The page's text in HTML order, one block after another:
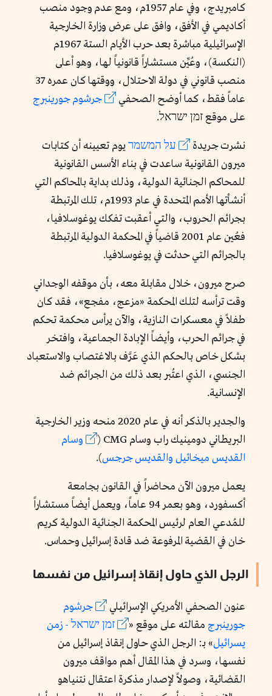
كامبريدج، وفي عام 1957م، ومع عدم وجود منصب
أكاديمي في الأفق، وافق على عرض وزارة الخارجية
الإسرائيلية مباشرة بعد حرب الأيام الستة 1967م
(النكسة)، وعُيِّن مستشاراً قانونياً لها، وهو أعلى
منصب قانوني في دولة الاحتلال، ووقتها كان عمره 37
عاماً فقط، كما أوضح الصحفي
جرشومجورينبرج
على موقع זמן ישראל.
نشرت جريدة על המשמרيوم تعيينه أن كتابات
ميرون القانونية ساعدت في بناء الأسس القانونية
للمحاكم الجنائية الدولية، وذلك بداية بالمحاكم التي
أنشأتها الأمم المتحدة في عام 1993م، تلك المرتبطة
بجرائم الحروب، والتي أعقبت تفكك يوغوسلافيا،
فعُين عام 2001 قاضياً في المحكمة الدولية المرتبطة
بالجرائم التي حدثت في يوغوسلافيا.
صرح ميرون، خلال مقابلة معه، بأن موقفه الوجداني
وقت ترأسه لتلك المحكمة «مزعج، مفجع»، فقد كان
طفلاً في معسكرات النازية، والآن يرأس محكمة تحكم
في جرائم الحرب، وأيضاً الإبادة الجماعية، وافتخر
بشكل خاص بالحكم الذي عَرَّف بالاغتصاب والاستعباد
الجنسي، الذي اعتُبر بعد ذلك من الجرائم ضد
الإنسانية.
والجدير بالذكر أنه في عام 2020 منحه وزير الخارجية
البريطاني دومينيك راب وسام CMG (
وسام
القديس ميخائيل والقديسجرجس).
يعمل ميرون الآن محاضراً في القانون بجامعة
أكسفورد، وهو بعمر 94 عاماً، ويعمل أيضاً مستشاراً
للمُدعي العام لرئيس المحكمة الجنائية الدولية كريم
خان في القضية المرفوعة ضد قادة إسرائيل وحماس.
الرجل الذي حاول إنقاذ إسرائيل من نفسها
عنون الصحفي الأمريكي الإسرائيلي
جرشوم
جورينبرج مقالته على موقع « זמן ישראל - زمن
يسرائيل» بـ: الرجل الذي حاول إنقاذ إسرائيل من
نفسها، وسرد في هذا المقال أهم مواقف ميرون
القضائية، وصولاً لإصدار مذكرة اعتقال نتنياهو